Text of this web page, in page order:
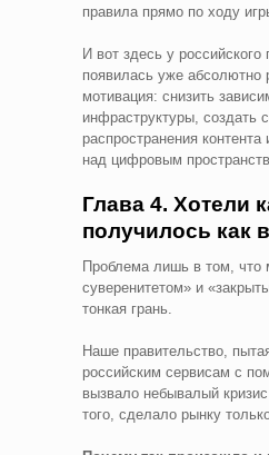
правила прямо по ходу
И вот здесь у российского
появилась уже абсолютно
мотивация: снизить
инфраструктуры, создать
распространения контента
над цифровым
Глава 4. Хотели
получилось как
Проблема лишь в том,
суверенитетом» и
тонкая грань.
Наше правительство,
российским сервисам с
вызвало небывалый
того, сделало рынку